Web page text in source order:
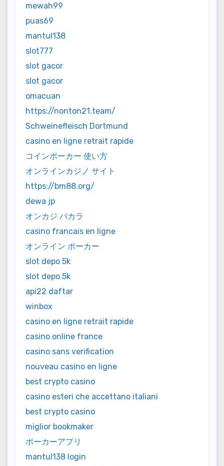
mewah99
puas69
mantul138
slot777
slot gacor
slot gacor
omacuan
https://nonton21.team/
Schweinefleisch Dortmund
casino en ligne retrait rapide
コインポーカー 使い方
オンラインカジノ サイト
https://bm88.org/
dewa jp
オンカジ バカラ
casino francais en ligne
オンライン ポーカー
slot depo 5k
slot depo 5k
api22 daftar
winbox
casino en ligne retrait rapide
casino online france
casino sans verification
nouveau casino en ligne
best crypto casino
casino esteri che accettano italiani
best crypto casino
miglior bookmaker
ポーカーアプリ
mantul138 login